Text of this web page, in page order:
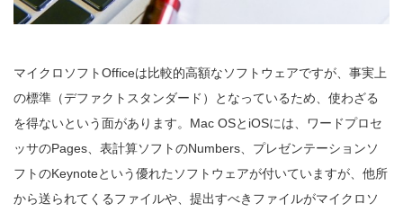
マイクロソフトOfficeは比較的高額なソフトウェアですが、事実上
の標準（デファクトスタンダード）となっているため、使わざる
を得ないという面があります。Mac OSとiOSには、ワードプロセ
ッサのPages、表計算ソフトのNumbers、プレゼンテーションソ
フトのKeynoteという優れたソフトウェアが付いていますが、他所
から送られてくるファイルや、提出すべきファイルがマイクロソ